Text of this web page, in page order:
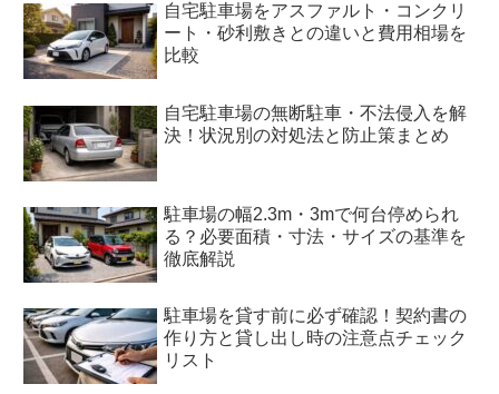
自宅駐車場をアスファルト・コンクリ
ート・砂利敷きとの違いと費用相場を
比較
自宅駐車場の無断駐車・不法侵入を解
決！状況別の対処法と防止策まとめ
駐車場の幅2.3m・3mで何台停められ
る？必要面積・寸法・サイズの基準を
徹底解説
駐車場を貸す前に必ず確認！契約書の
作り方と貸し出し時の注意点チェック
リスト